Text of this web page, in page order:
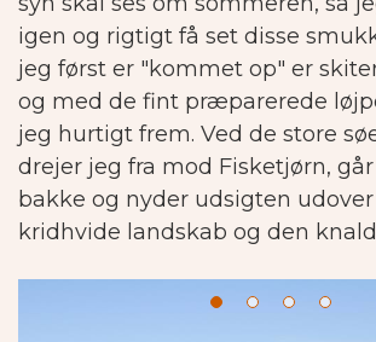
igen og rigtigt få set disse
jeg først er "kommet op" er
og med de fint præparerede
jeg hurtigt frem. Ved de store
drejer jeg fra mod Fisketjørn,
bakke og nyder udsigten
kridhvide landskab og den